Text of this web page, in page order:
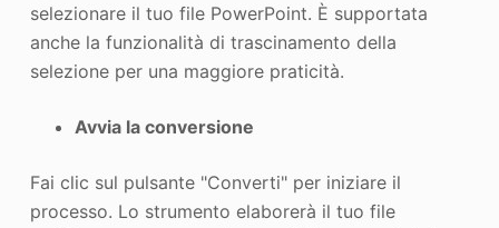
selezionare il tuo file PowerPoint. È supportata
anche la funzionalità di trascinamento della
selezione per una maggiore praticità.
Avvia la conversione
Fai clic sul pulsante "Converti" per iniziare il
processo. Lo strumento elaborerà il tuo file